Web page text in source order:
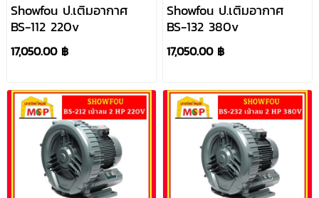
Showfou ป.เติมอากาศ
BS-112 220v
17,050.00 ฿
Showfou ป.เติมอากาศ
BS-132 380v
17,050.00 ฿